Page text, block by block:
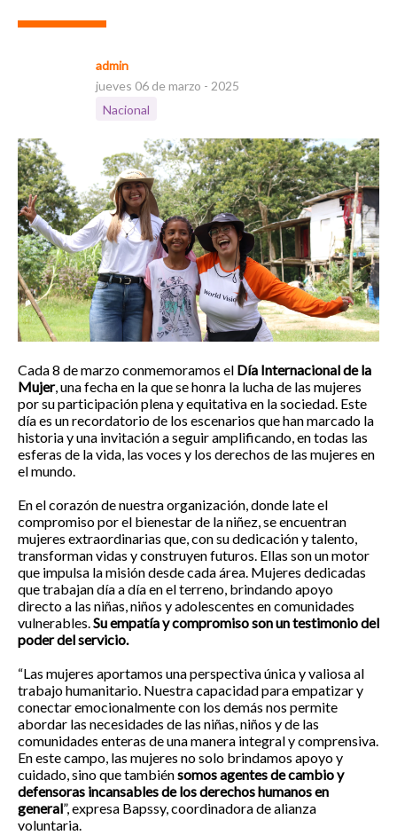
admin
jueves 06 de marzo - 2025
Nacional
Cada 8 de marzo conmemoramos el Día Internacional de la
Mujer, una fecha en la que se honra la lucha de las mujeres
por su participación plena y equitativa en la sociedad. Este
día es un recordatorio de los escenarios que han marcado la
historia y una invitación a seguir amplificando, en todas las
esferas de la vida, las voces y los derechos de las mujeres en
el mundo.
En el corazón de nuestra organización, donde late el
compromiso por el bienestar de la niñez, se encuentran
mujeres extraordinarias que, con su dedicación y talento,
transforman vidas y construyen futuros. Ellas son un motor
que impulsa la misión desde cada área. Mujeres dedicadas
que trabajan día a día en el terreno, brindando apoyo
directo a las niñas, niños y adolescentes en comunidades
vulnerables.Su empatía y compromiso son un testimonio del
poder del servicio.
“Las mujeres aportamos una perspectiva única y valiosa al
trabajo humanitario. Nuestra capacidad para empatizar y
conectar emocionalmente con los demás nos permite
abordar las necesidades de las niñas, niños y de las
comunidades enteras de una manera integral y comprensiva.
En este campo, las mujeres no solo brindamos apoyo y
cuidado, sino que tambiénsomos agentes de cambio y
defensoras incansables de los derechos humanos en
general”, expresa Bapssy, coordinadora de alianza
voluntaria.